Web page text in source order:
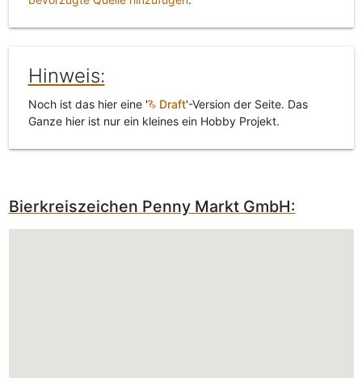
Hinweis:
Noch ist das hier eine ' Draft'-Version der Seite. Das
Ganze hier ist nur ein kleines ein Hobby Projekt.
Bierkreiszeichen Penny Markt GmbH: